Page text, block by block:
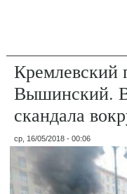
Кремлевский
Вышинский.
скандала
ср, 16/05/2018 - 00:06